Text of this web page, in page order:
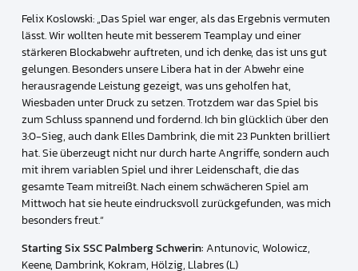
Felix Koslowski: „Das Spiel war enger, als das Ergebnis vermuten
lässt. Wir wollten heute mit besserem Teamplay und einer
stärkeren Blockabwehr auftreten, und ich denke, das ist uns gut
gelungen. Besonders unsere Libera hat in der Abwehr eine
herausragende Leistung gezeigt, was uns geholfen hat,
Wiesbaden unter Druck zu setzen. Trotzdem war das Spiel bis
zum Schluss spannend und fordernd. Ich bin glücklich über den
3:0-Sieg, auch dank Elles Dambrink, die mit 23 Punkten brilliert
hat. Sie überzeugt nicht nur durch harte Angriffe, sondern auch
mit ihrem variablen Spiel und ihrer Leidenschaft, die das
gesamte Team mitreißt. Nach einem schwächeren Spiel am
Mittwoch hat sie heute eindrucksvoll zurückgefunden, was mich
besonders freut.“
Starting Six SSC Palmberg Schwerin:Antunovic, Wolowicz,
Keene, Dambrink, Kokram, Hölzig, Llabres (L)